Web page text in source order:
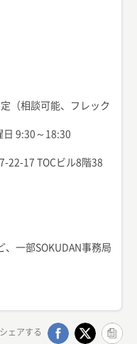
（相談可能、フレック
日 9:30～18:30
22-17 TOCビル8階38
一部SOKUDAN事務局
ェアする